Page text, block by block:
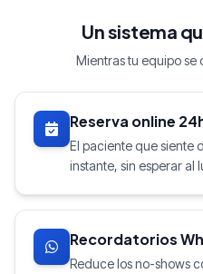
Un sistema
Mientras tu equipo se
Reserva online
El paciente que siente
instante, sin esperar al
Recordatorios
Reduce los no-shows